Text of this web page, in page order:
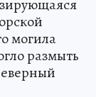
могила
размыть